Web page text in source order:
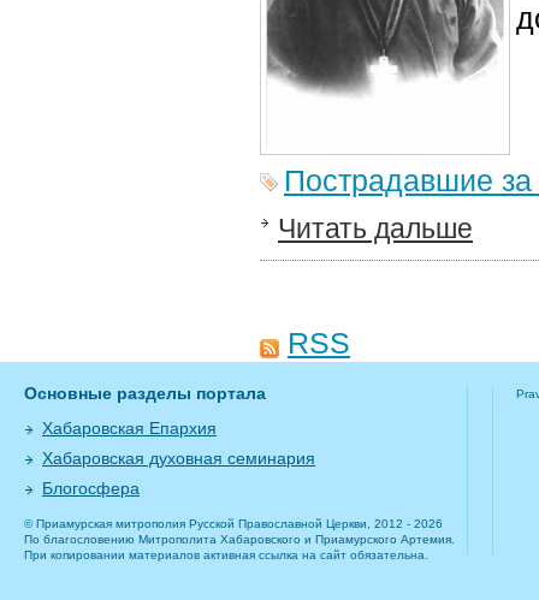
Пострадавшие за
Читать дальше
RSS
Основные разделы портала
Хабаровская Епархия
Хабаровская духовная семинария
Блогосфера
© Приамурская митрополия Русской Православной Церкви, 2012 - 2026
По благословению Митрополита Хабаровского и Приамурского Артемия.
При копировании материалов активная ссылка на сайт обязательна.